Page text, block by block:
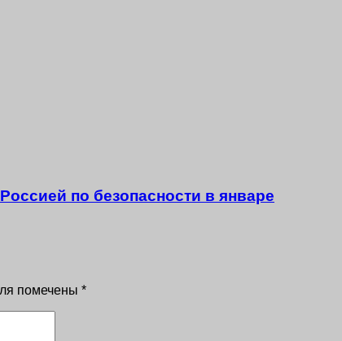
по безопасности в январе
помечены *